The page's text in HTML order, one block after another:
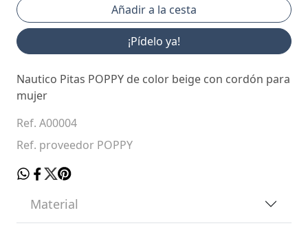
¡Pídelo ya!
Nautico Pitas POPPY de color beige con cordón para
mujer
Ref. A00004
Ref. proveedor POPPY
Material